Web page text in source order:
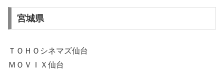
宮城県
ＴＯＨＯシネマズ仙台
ＭＯＶＩＸ仙台